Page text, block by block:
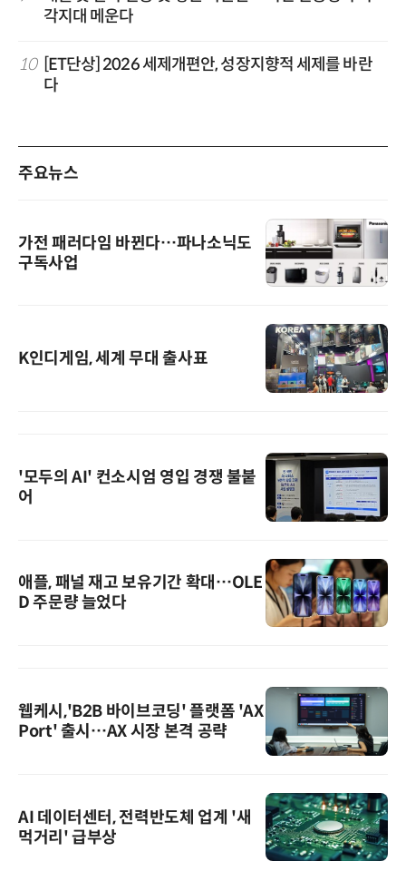
각지대 메운다
10
[ET단상] 2026 세제개편안, 성장지향적 세제를 바란
다
주요뉴스
가전 패러다임 바뀐다…파나소닉도
구독사업
K인디게임, 세계 무대 출사표
'모두의 AI' 컨소시엄 영입 경쟁 불붙
어
애플, 패널 재고 보유기간 확대…OLE
D 주문량 늘었다
웹케시,'B2B 바이브코딩' 플랫폼 'AX
Port' 출시…AX 시장 본격 공략
AI 데이터센터, 전력반도체 업계 '새
먹거리' 급부상